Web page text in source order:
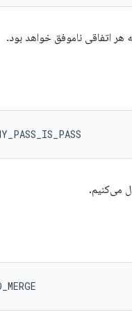
اتفاقی ناموفق خواهد بود.
می‌کنیم.